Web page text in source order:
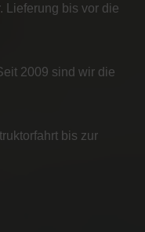
Lieferung bis vor die
2009 sind wir die
bis zur